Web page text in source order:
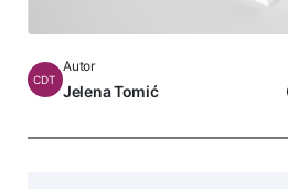
CDT
Autor
Jelena Tomić